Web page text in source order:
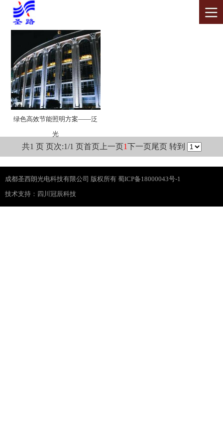
绿色高效节能照明方案——泛
光
共1 页 页次:1/1 页首页上一页1下一页尾页转到
成都圣西朗光电科技有限公司 版权所有 蜀ICP备18000043号-1
技术支持： 四川冠辰科技